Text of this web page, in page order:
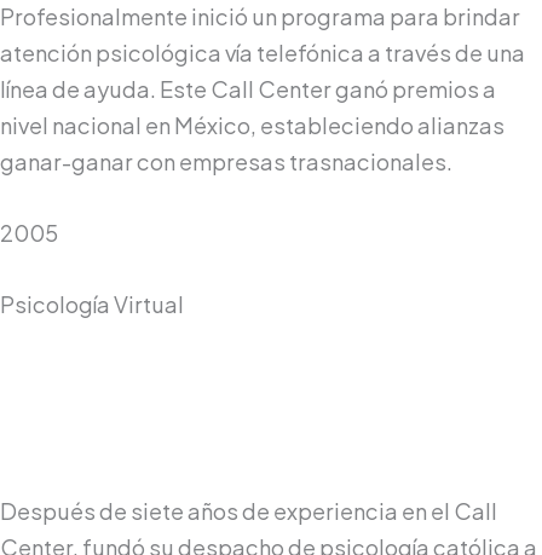
Profesionalmente inició un programa para brindar
atención psicológica vía telefónica a través de una
línea de ayuda. Este Call Center ganó premios a
nivel nacional en México, estableciendo alianzas
ganar-ganar con empresas trasnacionales.
2005
Psicología Virtual
Después de siete años de experiencia en el Call
Center, fundó su despacho de psicología católica a